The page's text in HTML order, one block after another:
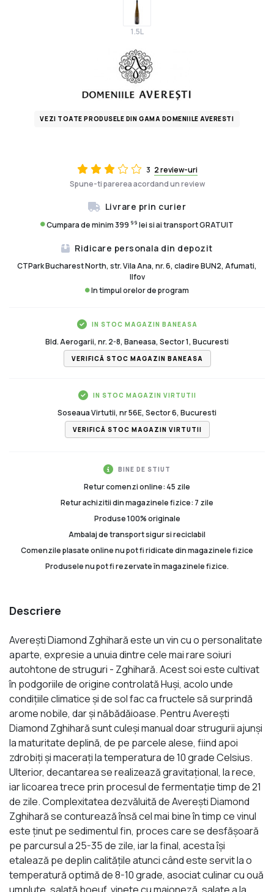
3 2 review-uri
Spune-ti parerea acordand un review
Livrare prin curier
Cumpara de minim 399 99 lei si ai transport GRATUIT
Ridicare personala din depozit
CTPark Bucharest North, str. Vila Ana, nr. 6, cladire BUN2, Afumati,
Ilfov
In timpul orelor de program
IN STOC MAGAZIN BANEASA
Bld. Aerogarii, nr. 2-8, Baneasa, Sector 1, Bucuresti
VERIFICĂ STOC MAGAZIN BANEASA
IN STOC MAGAZIN VIRTUTII
Soseaua Virtutii, nr 56E, Sector 6, Bucuresti
VERIFICĂ STOC MAGAZIN VIRTUTII
BINE DE STIUT
Retur comenzi online: 45 zile
Retur achizitii din magazinele fizice: 7 zile
Produse 100% originale
Ambalaj de transport sigur si reciclabil
Comenzile plasate online nu pot fi ridicate din magazinele fizice
Produsele nu pot fi rezervate în magazinele fizice.
1.5L
VEZI TOATE PRODUSELE DIN GAMA DOMENIILE AVERESTI
Descriere
Averești Diamond Zghihară este un vin cu o personalitate
aparte, expresie a unuia dintre cele mai rare soiuri
autohtone de struguri - Zghihară. Acest soi este cultivat
în podgoriile de origine controlată Huși, acolo unde
condițiile climatice și de sol fac ca fructele să surprindă
arome nobile, dar și năbădăioase. Pentru Averești
Diamond Zghihară sunt culeși manual doar strugurii ajunși
la maturitate deplină, de pe parcele alese, fiind apoi
zdrobiți și macerați la temperatura de 10 grade Celsius.
Ulterior, decantarea se realizează gravitațional, la rece,
iar licoarea trece prin procesul de fermentație timp de 21
de zile. Complexitatea dezvăluită de Averești Diamond
Zghihară se conturează însă cel mai bine în timp ce vinul
este ținut pe sedimentul fin, proces care se desfășoară
pe parcursul a 25-35 de zile, iar la final, acesta îşi
etalează pe deplin calităţile atunci când este servit la o
temperatură optimă de 8-10 grade, asociat culinar cu ouă